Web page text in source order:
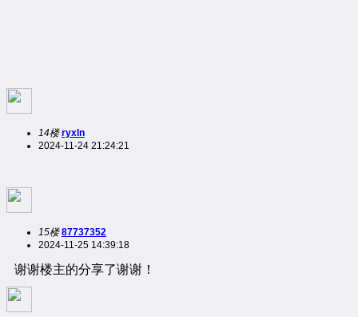
14楼 ryxln
2024-11-24 21:24:21
15楼 87737352
2024-11-25 14:39:18
谢谢楼主的分享了谢谢！